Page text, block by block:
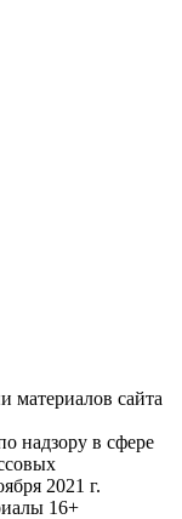
материалов сайта
надзору в сфере
2021 г.
16+